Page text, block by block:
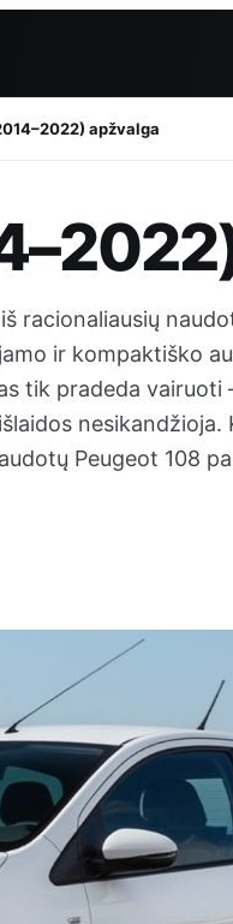
apžvalga
racionaliausių
ir kompaktiško
tik pradeda vairuoti
nesikandžioja.
Peugeot 108